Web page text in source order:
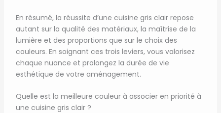
En résumé, la réussite d’une cuisine gris clair repose
autant sur la qualité des matériaux, la maîtrise de la
lumière et des proportions que sur le choix des
couleurs. En soignant ces trois leviers, vous valorisez
chaque nuance et prolongez la durée de vie
esthétique de votre aménagement.
Quelle est la meilleure couleur à associer en priorité à
une cuisine gris clair ?